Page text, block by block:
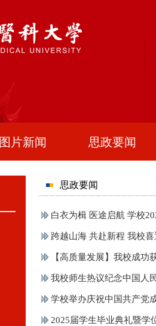
图片新闻 思政要闻
思政要闻
白衣为楫 医途启航 学校
跨越山海 共赴新程 我校
【高质量发展】我校成功
我校师生热议纪念中国人
学校举办庆祝中国共产党
2025届学生毕业典礼暨学